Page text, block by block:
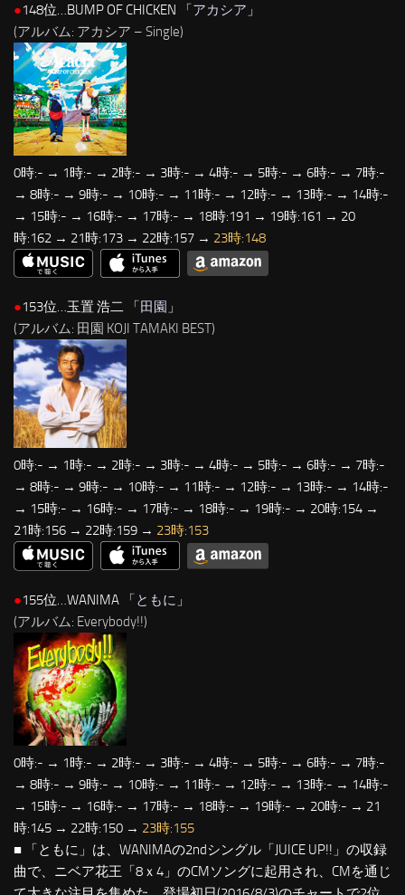
●148位…BUMP OF CHICKEN 「アカシア 」
(アルバム: アカシア – Single)
0時:- → 1時:- → 2時:- → 3時:- → 4時:- → 5時:- → 6時:- → 7時:-
→ 8時:- → 9時:- → 10時:- → 11時:- → 12時:- → 13時:- → 14時:-
→ 15時:- → 16時:- → 17時:- → 18時:191 → 19時:161 → 20
時:162 → 21時:173 → 22時:157 → 23時:148
●153位…玉置 浩二 「田園 」
(アルバム: 田園 KOJI TAMAKI BEST)
0時:- → 1時:- → 2時:- → 3時:- → 4時:- → 5時:- → 6時:- → 7時:-
→ 8時:- → 9時:- → 10時:- → 11時:- → 12時:- → 13時:- → 14時:-
→ 15時:- → 16時:- → 17時:- → 18時:- → 19時:- → 20時:154 →
21時:156 → 22時:159 → 23時:153
●155位…WANIMA 「ともに 」
(アルバム: Everybody!!)
0時:- → 1時:- → 2時:- → 3時:- → 4時:- → 5時:- → 6時:- → 7時:-
→ 8時:- → 9時:- → 10時:- → 11時:- → 12時:- → 13時:- → 14時:-
→ 15時:- → 16時:- → 17時:- → 18時:- → 19時:- → 20時:- → 21
時:145 → 22時:150 → 23時:155
■ 「ともに」は、WANIMAの2ndシングル「JUICE UP!!」の収録
曲で、ニベア花王「8ｘ4」のCMソングに起用され、CMを通じ